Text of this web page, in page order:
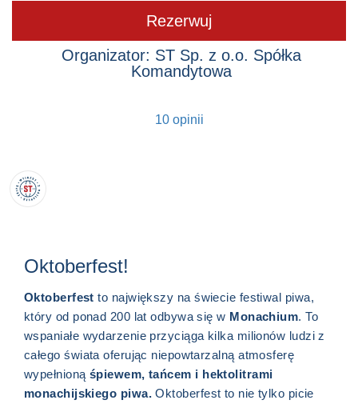
Rezerwuj
Organizator: ST Sp. z o.o. Spółka
Komandytowa
10 opinii
Oktoberfest!
Oktoberfest to największy na świecie festiwal piwa,
który od ponad 200 lat odbywa się w Monachium. To
wspaniałe wydarzenie przyciąga kilka milionów ludzi z
całego świata oferując niepowtarzalną atmosferę
wypełnioną śpiewem, tańcem i hektolitrami
monachijskiego piwa. Oktoberfest to nie tylko picie